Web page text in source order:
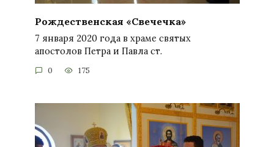
Рождественская «Свечечка»
7 января 2020 года в храме святых
апостолов Петра и Павла ст.
0 175